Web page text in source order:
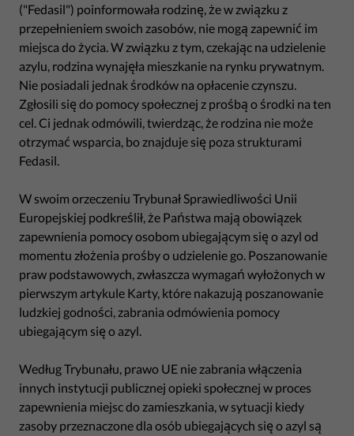
("Fedasil") poinformowała rodzinę, że w związku z
przepełnieniem swoich zasobów, nie mogą zapewnić im
miejsca do życia. W związku z tym, czekając na udzielenie
azylu, rodzina wynajęła mieszkanie na rynku prywatnym.
Nie posiadali jednak środków na opłacenie czynszu.
Zgłosili się do pomocy społecznej z prośbą o środki na ten
cel. Ci jednak odmówili, twierdząc, że rodzina nie może
otrzymać wsparcia, bo znajduje się poza strukturami
Fedasil.
W swoim orzeczeniu Trybunał Sprawiedliwości Unii
Europejskiej podkreślił, że Państwa mają obowiązek
zapewnienia pomocy osobom ubiegającym się o azyl od
momentu złożenia prośby o udzielenie go. Poszanowanie
praw podstawowych, zwłaszcza wymagań wyłożonych w
pierwszym artykule Karty, które nakazują poszanowanie
ludzkiej godności, zabrania odmówienia pomocy
ubiegającym się o azyl.
Według Trybunału, prawo UE nie zabrania włączenia
innych instytucji publicznej opieki społecznej w proces
zapewnienia miejsc do zamieszkania, w sytuacji kiedy
zasoby przeznaczone dla osób ubiegających się o azyl są